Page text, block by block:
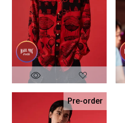
Pre-order